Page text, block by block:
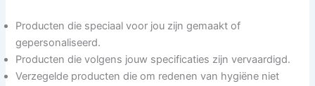
Producten die speciaal voor jou zijn gemaakt of
gepersonaliseerd.
Producten die volgens jouw specificaties zijn vervaardigd.
Verzegelde producten die om redenen van hygiëne niet